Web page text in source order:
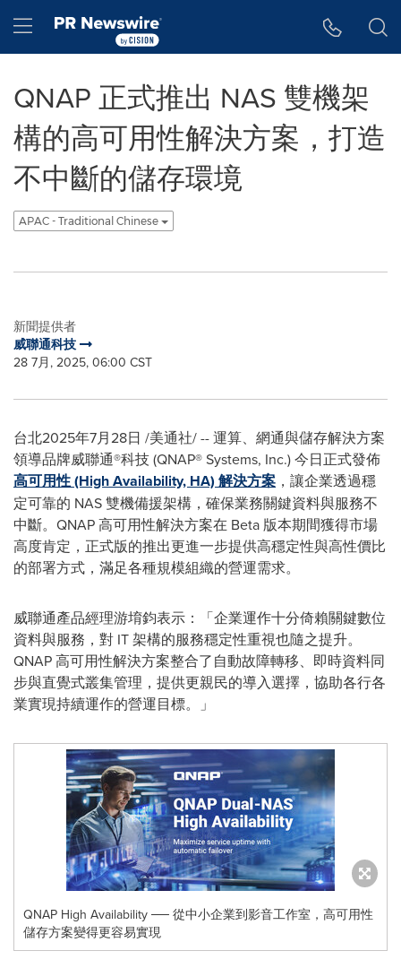
Hamburger menu
QNAP 正式推出 NAS 雙機架
構的高可用性解決方案，打造
不中斷的儲存環境
APAC - Traditional Chinese
新聞提供者
威聯通科技
28 7月, 2025, 06:00 CST
台北2025年7月28日 /美通社/ -- 運算、網通與儲存解決方案
領導品牌威聯通®科技 (QNAP® Systems, Inc.) 今日正式發佈
高可用性 (High Availability, HA) 解決方案 ，讓企業透過穩
定可靠的 NAS 雙機備援架構，確保業務關鍵資料與服務不
中斷。QNAP 高可用性解決方案在 Beta 版本期間獲得市場
高度肯定，正式版的推出更進一步提供高穩定性與高性價比
的部署方式，滿足各種規模組織的營運需求。
威聯通產品經理游堉鈞表示：「企業運作十分倚賴關鍵數位
資料與服務，對 IT 架構的服務穩定性重視也隨之提升。
QNAP 高可用性解決方案整合了自動故障轉移、即時資料同
步與直覺式叢集管理，提供更親民的導入選擇，協助各行各
業實現持續運作的營運目標。」
QNAP High Availability ── 從中小企業到影音工作室，高可用性
儲存方案變得更容易實現